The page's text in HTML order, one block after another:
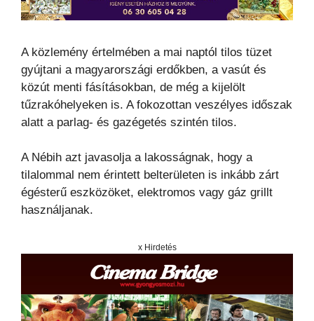
A közlemény értelmében a mai naptól tilos tüzet
gyújtani a magyarországi erdőkben, a vasút és
közút menti fásításokban, de még a kijelölt
tűzrakóhelyeken is. A fokozottan veszélyes időszak
alatt a parlag- és gazégetés szintén tilos.
A Nébih azt javasolja a lakosságnak, hogy a
tilalommal nem érintett belterületen is inkább zárt
égésterű eszközöket, elektromos vagy gáz grillt
használjanak.
x Hirdetés